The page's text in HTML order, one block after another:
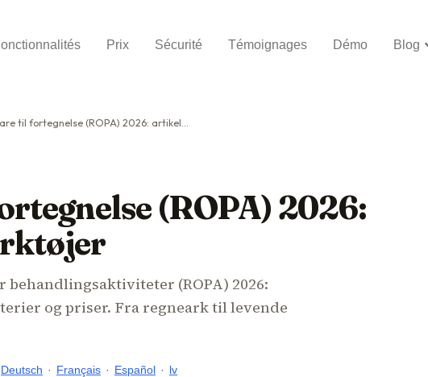
Prix Sécurité Témoignages Démo Blog
til fortegnelse (ROPA) 2026: artikel 30-værktøjer
(ROPA) 2026:
(ROPA) 2026:
og priser. Fra regneark til levende
Deutsch · Français · Español · lv